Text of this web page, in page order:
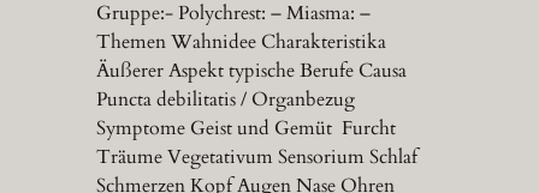
Gruppe:- Polychrest: – Miasma: –
Themen Wahnidee Charakteristika
Äußerer Aspekt typische Berufe Causa
Puncta debilitatis / Organbezug
Symptome Geist und Gemüt Furcht
Träume Vegetativum Sensorium Schlaf
Schmerzen Kopf Augen Nase Ohren